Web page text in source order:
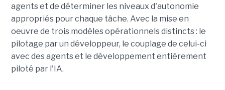
agents et de déterminer les niveaux d'autonomie
appropriés pour chaque tâche. Avec la mise en
oeuvre de trois modèles opérationnels distincts : le
pilotage par un développeur, le couplage de celui-ci
avec des agents et le développement entièrement
piloté par l'IA.